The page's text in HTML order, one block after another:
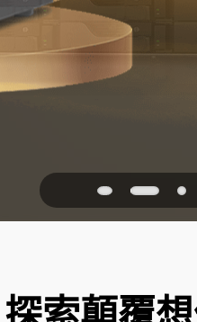
PQC
防禦未來的